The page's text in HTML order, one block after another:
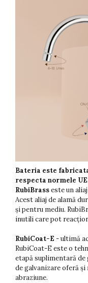
Bateria este
respecta normele
RubiBrasseste un
Acest aliaj de alamă
și pentru mediu.
inutili care pot
RubiCoat-E - ultimă
RubiCoat-E este o
etapă suplimentară
de galvanizare oferă
abraziune.